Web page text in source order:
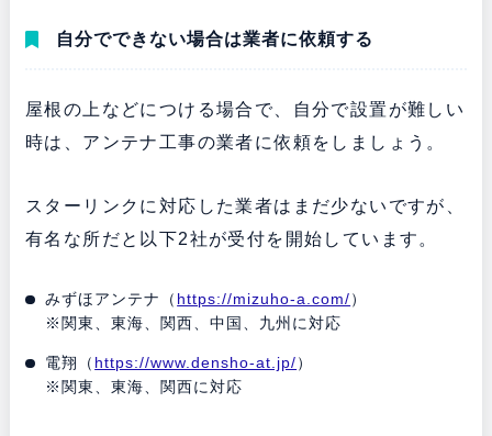
自分でできない場合は業者に依頼する
屋根の上などにつける場合で、自分で設置が難しい
時は、アンテナ工事の業者に依頼をしましょう。
スターリンクに対応した業者はまだ少ないですが、
有名な所だと以下2社が受付を開始しています。
みずほアンテナ（ https://mizuho-a.com/）
※関東、東海、関西、中国、九州に対応
電翔（ https://www.densho-at.jp/）
※関東、東海、関西に対応